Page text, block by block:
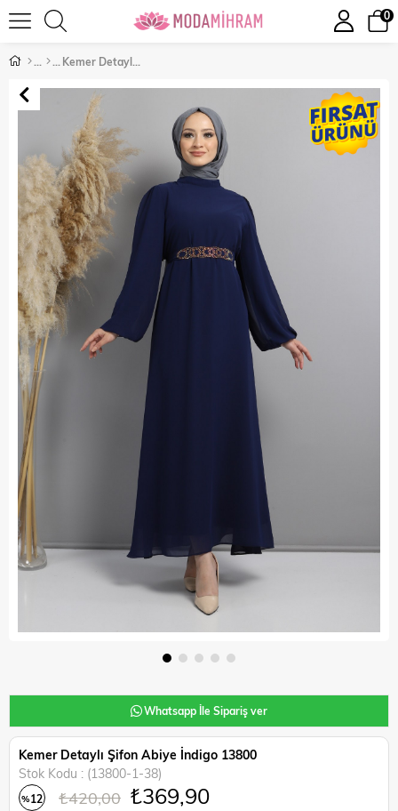
0
Kemer Detaylı Şifon Abiye İndigo 13800
Whatsapp İle Sipariş ver
Kemer Detaylı Şifon Abiye İndigo 13800
Stok Kodu
(13800-1-38)
%12 ₺420,00 ₺369,90